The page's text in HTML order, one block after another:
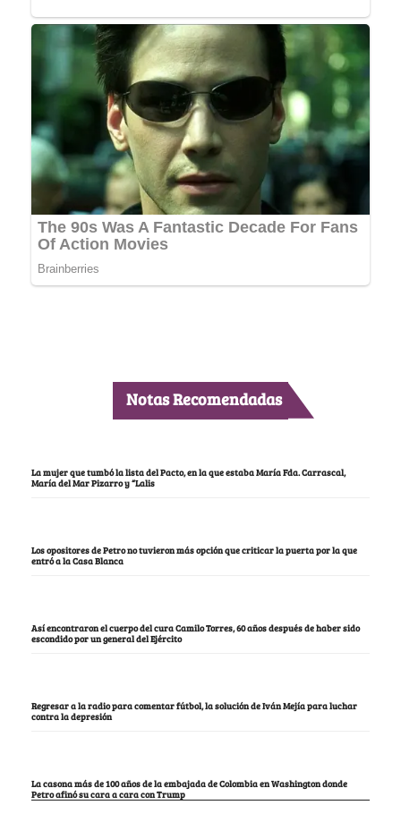
Notas Recomendadas
La mujer que tumbó la lista del Pacto, en la que estaba María Fda. Carrascal,
María del Mar Pizarro y “Lalis
Los opositores de Petro no tuvieron más opción que criticar la puerta por la que
entró a la Casa Blanca
Así encontraron el cuerpo del cura Camilo Torres, 60 años después de haber sido
escondido por un general del Ejército
Regresar a la radio para comentar fútbol, la solución de Iván Mejía para luchar
contra la depresión
La casona más de 100 años de la embajada de Colombia en Washington donde
Petro afinó su cara a cara con Trump